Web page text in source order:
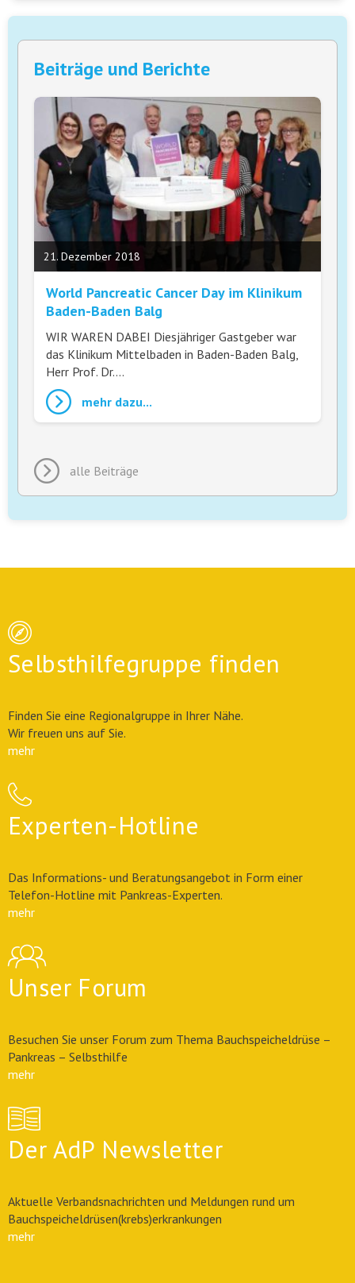
Beiträge und Berichte
21. Dezember 2018
World Pancreatic Cancer Day im Klinikum
Baden-Baden Balg
WIR WAREN DABEI Diesjähriger Gastgeber war
das Klinikum Mittelbaden in Baden-Baden Balg,
Herr Prof. Dr.…
mehr dazu...
alle Beiträge
Selbsthilfegruppe finden
Finden Sie eine Regionalgruppe in Ihrer Nähe.
Wir freuen uns auf Sie.
mehr
Experten-Hotline
Das Informations- und Beratungsangebot in Form einer
Telefon-Hotline mit Pankreas-Experten.
mehr
Unser Forum
Besuchen Sie unser Forum zum Thema Bauchspeicheldrüse –
Pankreas – Selbsthilfe
mehr
Der AdP Newsletter
Aktuelle Verbandsnachrichten und Meldungen rund um
Bauchspeicheldrüsen(krebs)erkrankungen
mehr